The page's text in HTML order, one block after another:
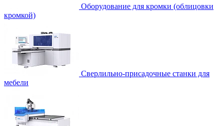
Оборудование для кромки (облицовки
кромкой)
Сверлильно-присадочные станки для
мебели